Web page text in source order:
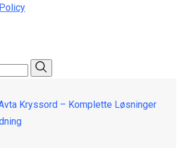
Kryssord – Komplette Løsninger